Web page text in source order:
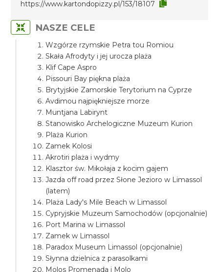
https://www.kartondopizzy.pl/153/18107
NASZE CELE
Wzgórze rzymskie Petra tou Romiou
Skała Afrodyty i jej urocza plaża
Klif Cape Aspro
Pissouri Bay piękna plaża
Brytyjskie Zamorskie Terytorium na Cyprze
Avdimou najpiękniejsze morze
Muntjana Labirynt
Stanowisko Archelogiczne Muzeum Kurion
Plaża Kurion
Zamek Kolosi
Akrotiri plaża i wydmy
Klasztor św. Mikołaja z kocim gajem
Jazda off road przez Słone Jezioro w Limassol
(latem)
Plaża Lady's Mile Beach w Limassol
Cypryjskie Muzeum Samochodów (opcjonalnie)
Port Marina w Limassol
Zamek w Limassol
Paradox Museum Limassol (opcjonalnie)
Słynna dzielnica z parasolkami
Molos Promenada i Molo